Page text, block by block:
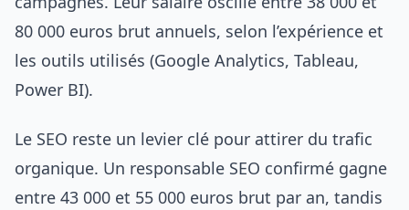
80 000 euros brut annuels, selon l’expérience et
les outils utilisés (Google Analytics, Tableau,
Power BI).
Le SEO reste un levier clé pour attirer du trafic
organique. Un responsable SEO confirmé gagne
entre 43 000 et 55 000 euros brut par an, tandis